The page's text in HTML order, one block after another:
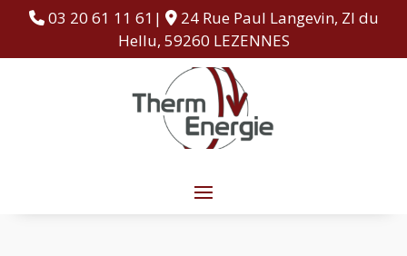
03 20 61 11 61|
24 Rue Paul Langevin, ZI du
Hellu, 59260 LEZENNES